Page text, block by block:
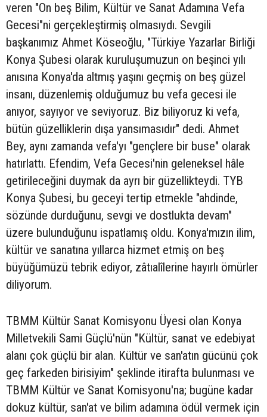
veren "On beş Bilim, Kültür ve Sanat Adamına Vefa
Gecesi"ni gerçekleştirmiş olmasıydı. Sevgili
başkanımız Ahmet Köseoğlu, "Türkiye Yazarlar Birliği
Konya Şubesi olarak kuruluşumuzun on beşinci yılı
anısına Konya'da altmış yaşını geçmiş on beş güzel
insanı, düzenlemiş olduğumuz bu vefa gecesi ile
anıyor, sayıyor ve seviyoruz. Biz biliyoruz ki vefa,
bütün güzelliklerin dışa yansımasıdır" dedi. Ahmet
Bey, aynı zamanda vefa'yı "gençlere bir buse" olarak
hatırlattı. Efendim, Vefa Gecesi'nin geleneksel hâle
getirileceğini duymak da ayrı bir güzellikteydi. TYB
Konya Şubesi, bu geceyi tertip etmekle "ahdinde,
sözünde durduğunu, sevgi ve dostlukta devam"
üzere bulunduğunu ispatlamış oldu. Konya'mızın ilim,
kültür ve sanatına yıllarca hizmet etmiş on beş
büyüğümüzü tebrik ediyor, zâtıalîlerine hayırlı ömürler
diliyorum.
TBMM Kültür Sanat Komisyonu Üyesi olan Konya
Milletvekili Sami Güçlü'nün "Kültür, sanat ve edebiyat
alanı çok güçlü bir alan. Kültür ve san'atın gücünü çok
geç farkeden birisiyim" şeklinde itirafta bulunması ve
TBMM Kültür ve Sanat Komisyonu'na; bugüne kadar
dokuz kültür, san'at ve bilim adamına ödül vermek için